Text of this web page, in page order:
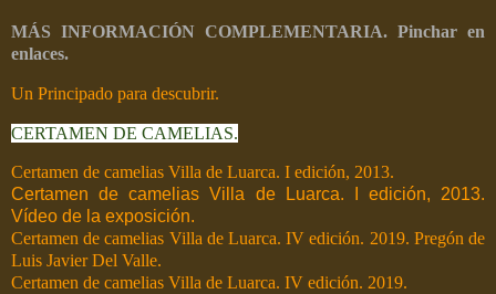
MÁS INFORMACIÓN COMPLEMENTARIA. Pinchar en
enlaces.
Un Principado para descubrir.
CERTAMEN DE CAMELIAS.
Certamen de camelias Villa de Luarca. I edición, 2013.
Certamen de camelias Villa de Luarca. I edición, 2013.
Vídeo de la exposición.
Certamen de camelias Villa de Luarca. IV edición. 2019. Pregón de
Luis Javier Del Valle.
Certamen de camelias Villa de Luarca. IV edición. 2019.